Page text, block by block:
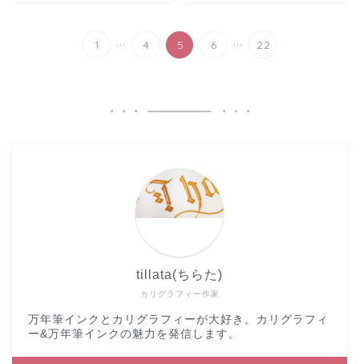
1 ... 4 5 6 ... 22
カリグラフィー作家
tillata(ちらた)
万年筆インクとカリグラフィーが大好き。カリグラフィ
ー&万年筆インクの魅力を発信します。